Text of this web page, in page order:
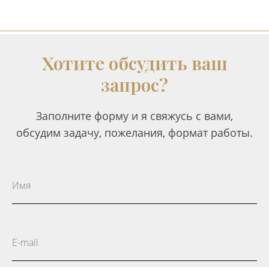
Хотите обсудить ваш
запрос?
Заполните форму и я свяжусь с вами,
обсудим задачу, пожелания, формат работы.